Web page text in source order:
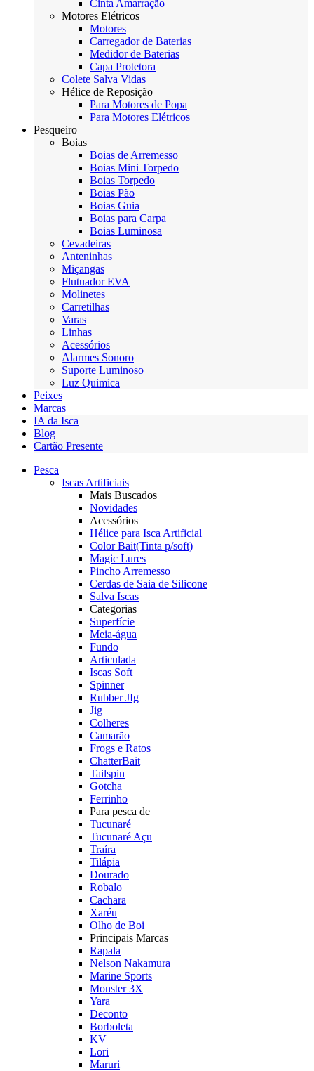
Cinta Amarração
Motores Elétricos
Motores
Carregador de Baterias
Medidor de Baterias
Capa Protetora
Colete Salva Vidas
Hélice de Reposição
Para Motores de Popa
Para Motores Elétricos
Pesqueiro
Boias
Boias de Arremesso
Boias Mini Torpedo
Boias Torpedo
Boias Pão
Boias Guia
Boias para Carpa
Boias Luminosa
Cevadeiras
Anteninhas
Miçangas
Flutuador EVA
Molinetes
Carretilhas
Varas
Linhas
Acessórios
Alarmes Sonoro
Suporte Luminoso
Luz Quimica
Peixes
Marcas
IA da Isca
Blog
Cartão Presente
Pesca
Iscas Artificiais
Mais Buscados
Novidades
Acessórios
Hélice para Isca Artificial
Color Bait(Tinta p/soft)
Magic Lures
Pincho Arremesso
Cerdas de Saia de Silicone
Salva Iscas
Categorias
Superfície
Meia-água
Fundo
Articulada
Iscas Soft
Spinner
Rubber JIg
Jig
Colheres
Camarão
Frogs e Ratos
ChatterBait
Tailspin
Gotcha
Ferrinho
Para pesca de
Tucunaré
Tucunaré Açu
Traíra
Tilápia
Dourado
Robalo
Cachara
Xaréu
Olho de Boi
Principais Marcas
Rapala
Nelson Nakamura
Marine Sports
Monster 3X
Yara
Deconto
Borboleta
KV
Lori
Maruri